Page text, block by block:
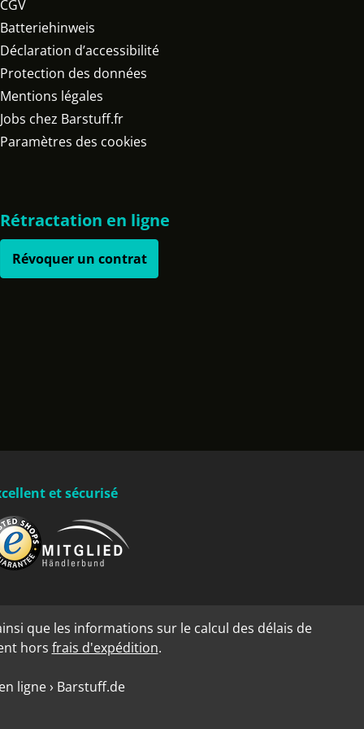
CGV
Batteriehinweis
Déclaration d’accessibilité
Protection des données
Mentions légales
Jobs chez Barstuff.fr
Paramètres des cookies
Rétractation en ligne
Révoquer un contrat
et sécurisé
que les informations sur le calcul des délais de
hors frais d'expédition.
ligne › Barstuff.de